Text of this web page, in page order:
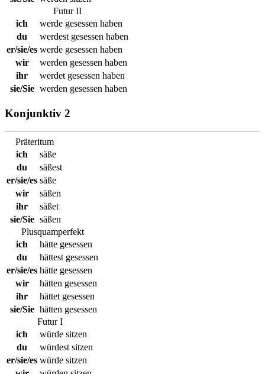
Futur II
ich
werde gesessen haben
du
werdest gesessen haben
er/sie/es werde gesessen haben
wir
werden gesessen haben
ihr
werdet gesessen haben
sie/Sie werden gesessen haben
Konjunktiv 2
Präteritum
ich
säße
du
säßest
er/sie/es säße
wir
säßen
ihr
säßet
sie/Sie säßen
Plusquamperfekt
ich
hätte gesessen
du
hättest gesessen
er/sie/es hätte gesessen
wir
hätten gesessen
ihr
hättet gesessen
sie/Sie hätten gesessen
Futur I
ich
würde sitzen
du
würdest sitzen
er/sie/es würde sitzen